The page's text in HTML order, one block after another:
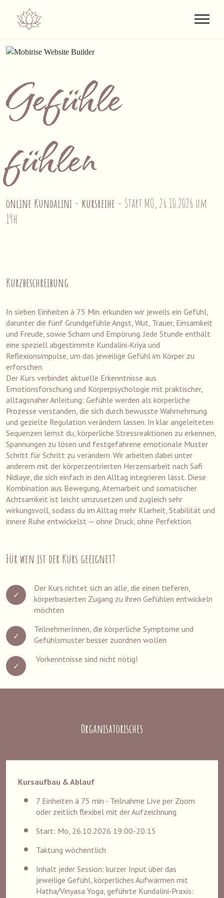
Gefühle
fühlen
online Kundalini - kursreihe - Start MO, 26.10.2026 um
19h
Kurzbeschreibung
In sieben Einheiten à 75 Min. erkunden wir jeweils ein Gefühl,
darunter die fünf Grundgefühle Angst, Wut, Trauer, Einsamkeit
und Freude, sowie Scham und Empörung. Jede Stunde enthält
eine speziell abgestimmte Kundalini‑Kriya und
Reflexionsimpulse, um das jeweilige Gefühl im Körper zu
erforschen.
Der Kurs verbindet aktuelle Erkenntnisse aus
Emotionsforschung und Körperpsychologie mit praktischer,
alltagsnaher Anleitung: Gefühle werden als körperliche
Prozesse verstanden, die sich durch bewusste Wahrnehmung
und gezielte Regulation verändern lassen. In klar angeleiteten
Sequenzen lernst du, körperliche Stressreaktionen zu erkennen,
Spannungen zu lösen und festgefahrene emotionale Muster
Schritt für Schritt zu verändern. Wir arbeiten dabei unter
anderem mit der körperzentrierten Herzensarbeit nach Safi
Nidiaye, die sich einfach in den Alltag integrieren lässt. Diese
Kombination aus Bewegung, Atemarbeit und somatischer
Achtsamkeit ist leicht umzusetzen und zugleich sehr
wirkungsvoll, sodass du im Alltag mehr Klarheit, Stabilität und
innere Ruhe entwickelst — ohne Druck, ohne Perfektion.
Für wen ist der Kurs geeignet?
Der Kurs richtet sich an alle, die einen tieferen,
körperbasierten Zugang zu ihren Gefühlen entwickeln
möchten
TeilnehmerInnen, die körperliche Symptome und
Gefühlsmuster besser zuordnen wollen
Vorkenntnisse sind nicht nötig!
Organisatorisches
Kursaufbau & Ablauf
7 Einheiten á 75 min - Teilnahme Live per Zoom
oder zeitlich flexibel mit der Aufzeichnung
Start: Mo, 26.10.2026 19:00-20:15
Taktung wöchentlich
Inhalt jeder Session: kurzer Input über das
jeweilige Gefühl, körperliches Aufwärmen mit
Hatha/Vinyasa Yoga, geführte Kundalini‑Praxis: